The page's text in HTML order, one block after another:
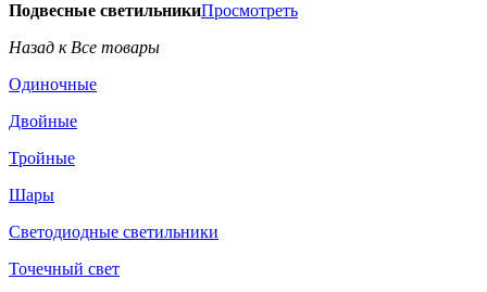
Подвесные светильникиПросмотреть
Назад к Все товары
Одиночные
Двойные
Тройные
Шары
Светодиодные светильники
Точечный свет